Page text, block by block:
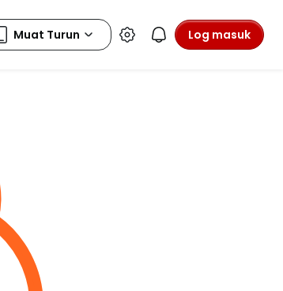
Log masuk